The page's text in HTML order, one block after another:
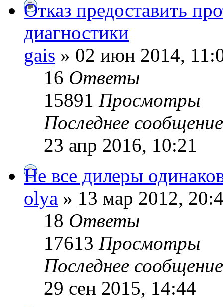
Отказ предоставить
диагностики
gais » 02 июн 2014,
16 Ответы
15891 Просмотры
Последнее
23 апр 2016, 10:21
Не все дилеры
olya » 13 мар 2012,
18 Ответы
17613 Просмотры
Последнее
29 сен 2015, 14:44